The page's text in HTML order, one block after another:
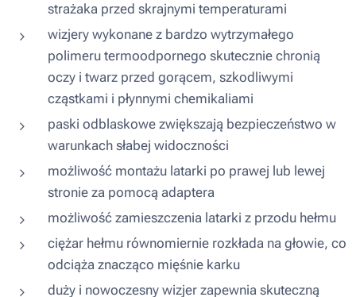
strażaka przed skrajnymi temperaturami
wizjery wykonane z bardzo wytrzymałego
polimeru termoodpornego skutecznie chronią
oczy i twarz przed gorącem, szkodliwymi
cząstkami i płynnymi chemikaliami
paski odblaskowe zwiększają bezpieczeństwo w
warunkach słabej widoczności
możliwość montażu latarki po prawej lub lewej
stronie za pomocą adaptera
możliwość zamieszczenia latarki z przodu hełmu
ciężar hełmu równomiernie rozkłada na głowie, co
odciąża znacząco mięśnie karku
duży i nowoczesny wizjer zapewnia skuteczną